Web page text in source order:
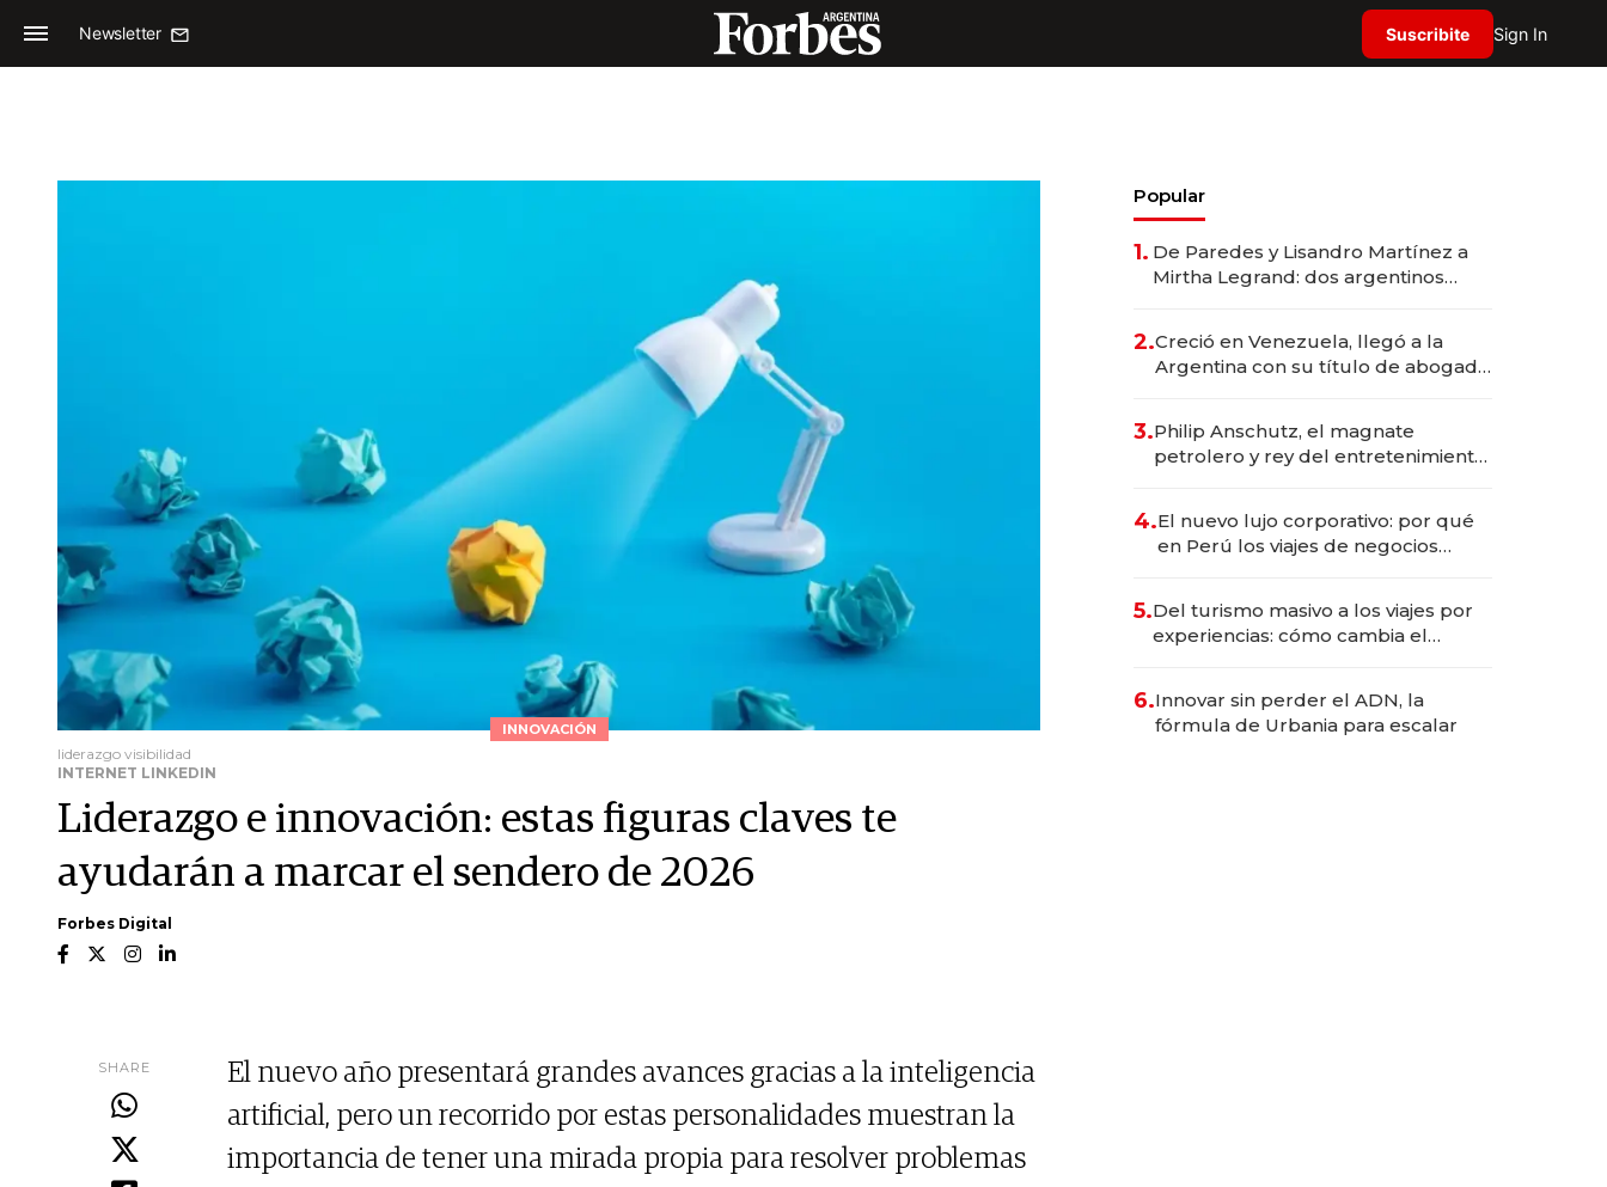
Newsletter Suscribite Sign In
INNOVACIÓN
liderazgo visibilidad
INTERNET LINKEDIN
Liderazgo e innovación: estas figuras claves te
ayudarán a marcar el sendero de 2026
Forbes Digital
SHARE
El nuevo año presentará grandes avances gracias a la inteligencia
artificial, pero un recorrido por estas personalidades muestran la
importancia de tener una mirada propia para resolver problemas
Popular
1. De Paredes y Lisandro Martínez a
Mirtha Legrand: dos argentinos
2.Creció en Venezuela, llegó a la
Argentina con su título de abogado
marcas "fast premium"
3.Philip Anschutz, el magnate
petrolero y rey del entretenimiento
4.El nuevo lujo corporativo: por qué
en Perú los viajes de negocios
transformadoras
5.Del turismo masivo a los viajes por
experiencias: cómo cambia el
6.Innovar sin perder el ADN, la
fórmula de Urbania para escalar